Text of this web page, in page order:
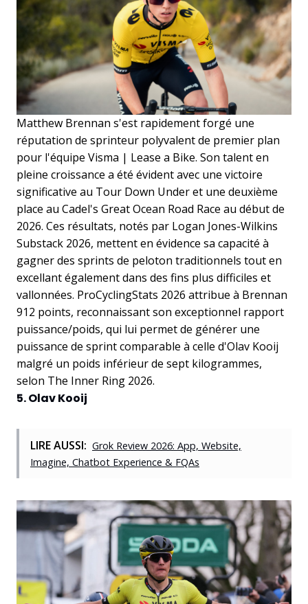
Matthew Brennan s'est rapidement forgé une
réputation de sprinteur polyvalent de premier plan
pour l'équipe Visma | Lease a Bike. Son talent en
pleine croissance a été évident avec une victoire
significative au Tour Down Under et une deuxième
place au Cadel's Great Ocean Road Race au début de
2026. Ces résultats, notés par Logan Jones-Wilkins
Substack 2026, mettent en évidence sa capacité à
gagner des sprints de peloton traditionnels tout en
excellant également dans des fins plus difficiles et
vallonnées. ProCyclingStats 2026 attribue à Brennan
912 points, reconnaissant son exceptionnel rapport
puissance/poids, qui lui permet de générer une
puissance de sprint comparable à celle d'Olav Kooij
malgré un poids inférieur de sept kilogrammes,
selon The Inner Ring 2026.
5. Olav Kooij
LIRE AUSSI: Grok Review 2026: App, Website,
Imagine, Chatbot Experience & FQAs